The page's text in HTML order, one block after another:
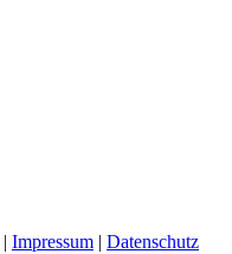
| Impressum | Datenschutz